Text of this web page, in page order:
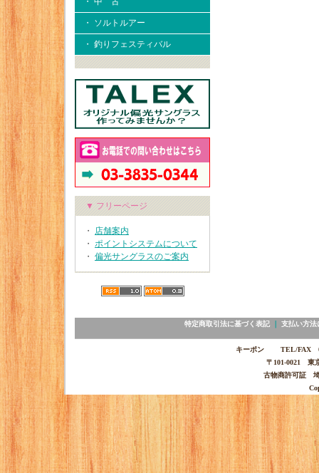
・ ソルトルアー
・ 釣りフェスティバル
▼ フリーページ
・ 店舗案内
・ ポイントシステムについて
・ 偏光サングラスのご案内
特定商取引法に基づく表記｜ 支払い方法
キーポン TEL/FAX
〒101-0021 東
古物商許可証